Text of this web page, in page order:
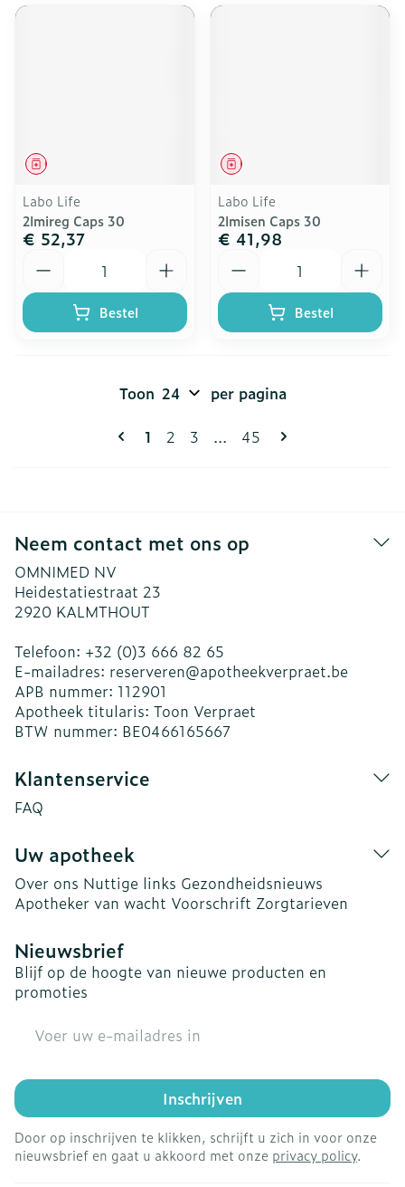
Geneesmiddel
Labo Life
2lmireg Caps 30
€ 52,37
Bestel
Geneesmiddel
Labo Life
2lmisen Caps 30
€ 41,98
Bestel
Pagina's
U lees momenteel pagina
1 Pagina
2 Pagina
3 ... Pagina
45
Toon per pagina
Neem contact met ons op
OMNIMED NV
Heidestatiestraat 23
2920 KALMTHOUT
Telefoon: +32 (0)3 666 82 65
E-mailadres: reserveren@apotheekverpraet.be
APB nummer: 112901
Apotheek titularis: Toon Verpraet
BTW nummer: BE0466165667
Klantenservice
FAQ
Uw apotheek
Over ons Nuttige links Gezondheidsnieuws
Apotheker van wacht Voorschrift Zorgtarieven
Nieuwsbrief
Blijf op de hoogte van nieuwe producten en
promoties
Inschrijven
Door op inschrijven te klikken, schrijft u zich in voor onze
nieuwsbrief en gaat u akkoord met onze privacy policy.